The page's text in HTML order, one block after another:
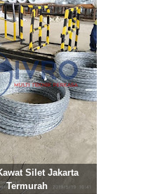
Silet Jakarta
Termurah